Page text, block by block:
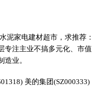
泥家电建材超市，求推荐：
专注主业不搞多元化、市值
业。
美的集团(SZ000333)